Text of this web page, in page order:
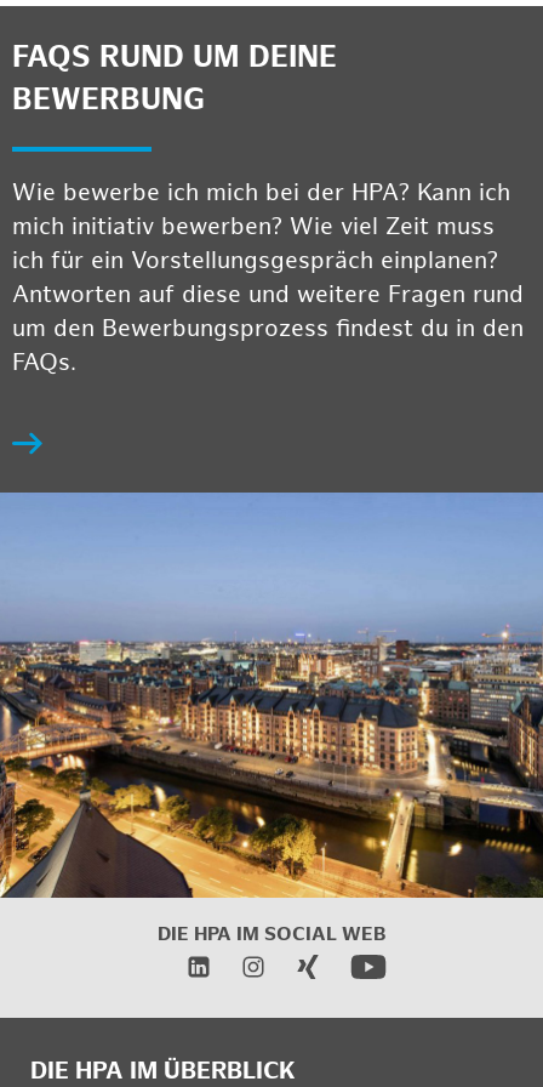
FAQS RUND UM DEINE
BEWERBUNG
Wie bewerbe ich mich bei der HPA? Kann ich
mich initiativ bewerben? Wie viel Zeit muss
ich für ein Vorstellungsgespräch einplanen?
Antworten auf diese und weitere Fragen rund
um den Bewerbungsprozess findest du in den
FAQs.
DIE HPA IM SOCIAL WEB
DIE HPA IM ÜBERBLICK